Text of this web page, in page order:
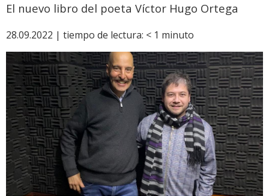
El nuevo libro del poeta Víctor Hugo Ortega
28.09.2022 | tiempo de lectura: < 1 minuto